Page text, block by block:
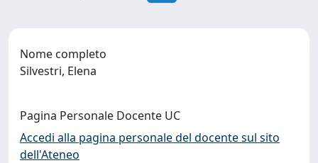
Nome completo
Silvestri, Elena
Pagina Personale Docente UC
Accedi alla pagina personale del docente sul sito
dell'Ateneo